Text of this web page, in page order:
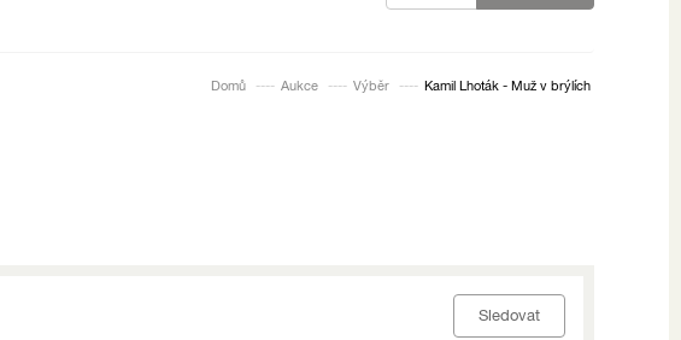
Domů Aukce Výběr Kamil Lhoták - Muž v brýlích
Sledovat